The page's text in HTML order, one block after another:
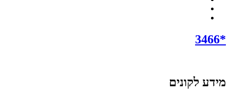
*3466
מידע לקונים